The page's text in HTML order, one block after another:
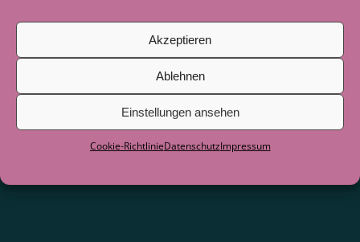
Akzeptieren
Ablehnen
Einstellungen ansehen
Cookie-RichtlinieDatenschutzImpressum
Juni 2026
Als der See zum Lehrer wurde29. Juni